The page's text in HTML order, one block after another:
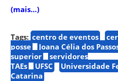
(mais…)
Tags: centro de eventos
posse
Joana Célia dos
superior
servidores
TAEs
UFSC
Universidade
Catarina